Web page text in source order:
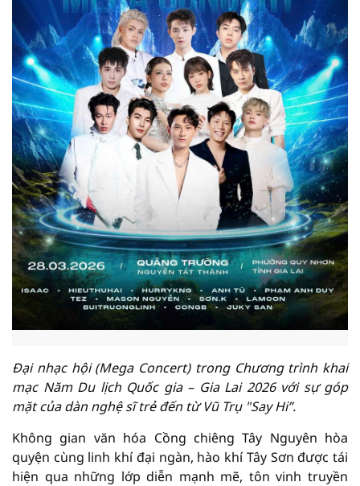
Đại nhạc hội (Mega Concert) trong Chương trình khai
mạc Năm Du lịch Quốc gia – Gia Lai 2026 với sự góp
mặt của dàn nghệ sĩ trẻ đến từ Vũ Trụ "Say Hi”.
Không gian văn hóa Cồng chiêng Tây Nguyên hòa
quyện cùng linh khí đại ngàn, hào khí Tây Sơn được tái
hiện qua những lớp diễn mạnh mẽ, tôn vinh truyền